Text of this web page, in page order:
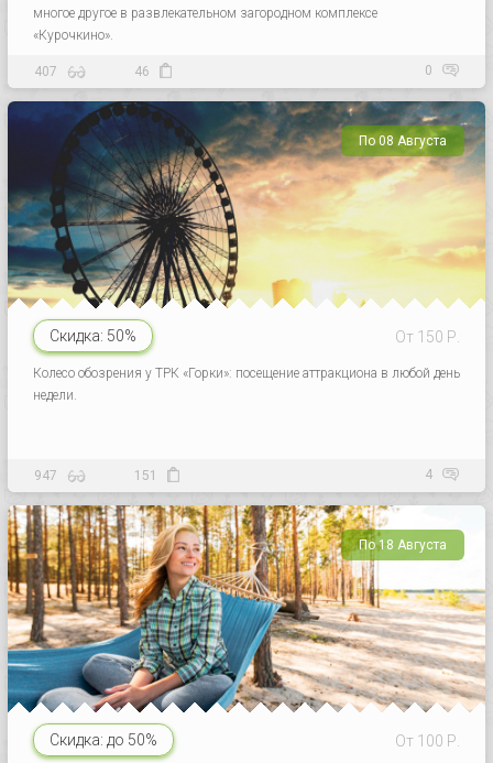
многое другое в развлекательном загородном комплексе
«Курочкино».
407 46 0
По 08 Августа
Скидка: 50% От 150 Р.
Колесо обозрения у ТРК «Горки»: посещение аттракциона в любой день
недели.
947 151 4
По 18 Августа
Скидка: до 50% От 100 Р.